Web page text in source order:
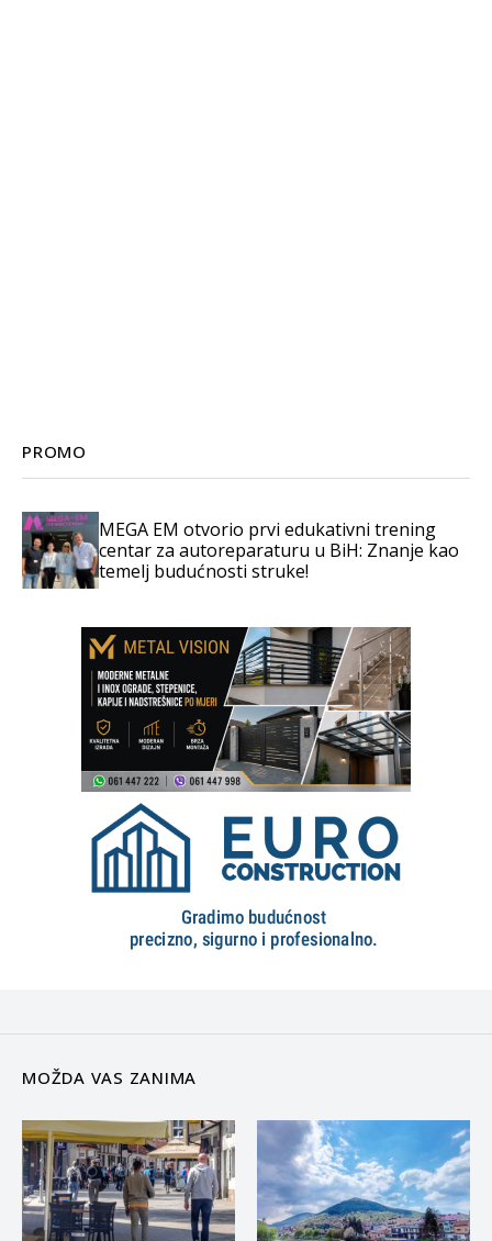
PROMO
MEGA EM otvorio prvi edukativni trening
centar za autoreparaturu u BiH: Znanje kao
temelj budućnosti struke!
MOŽDA VAS ZANIMA